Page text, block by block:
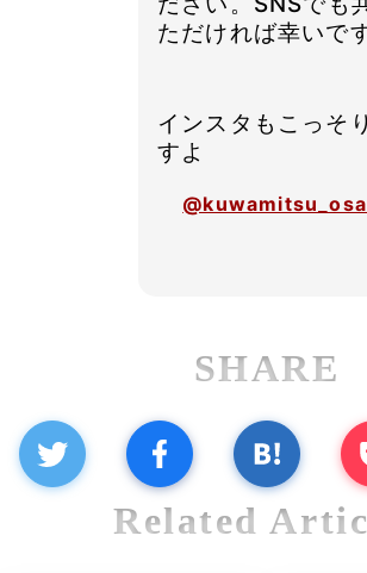
ただければ幸いです
インスタもこっそ
すよ
SHARE
Related